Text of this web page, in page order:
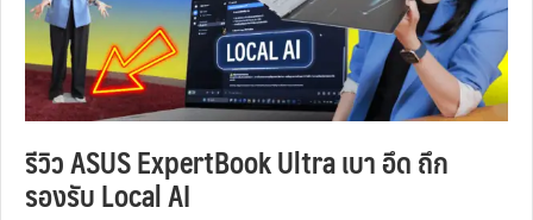
รีวิว ASUS ExpertBook Ultra เบา อึด ถึก
รองรับ Local AI